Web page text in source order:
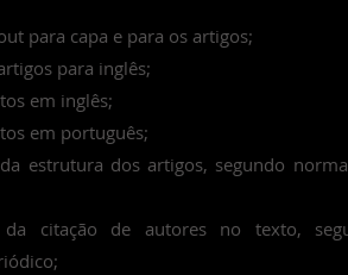
para capa e para os artigos;
para inglês;
em inglês;
em português;
estrutura dos artigos, segundo
da citação de autores no texto,